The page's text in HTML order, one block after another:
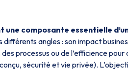
une composante essentielle
différents angles : son impact
des processus ou de l’efficience
sécurité et vie privée).